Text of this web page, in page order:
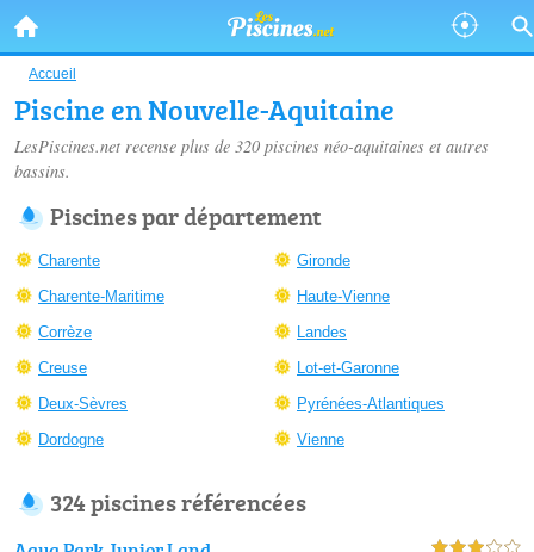
Accueil
Piscine en Nouvelle-Aquitaine
LesPiscines.net recense plus de 320 piscines néo-aquitaines et autres
bassins.
Piscines par département
Charente
Charente-Maritime
Corrèze
Creuse
Deux-Sèvres
Dordogne
Gironde
Haute-Vienne
Landes
Lot-et-Garonne
Pyrénées-Atlantiques
Vienne
324 piscines référencées
3,0 étoiles sur 5